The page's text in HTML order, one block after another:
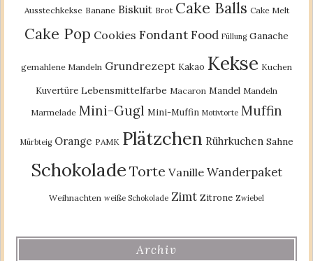
Ausstechkekse Banane Biskuit Brot Cake Balls Cake Melt
Cake Pop Cookies Fondant Food Füllung Ganache
gemahlene Mandeln Grundrezept Kakao Kekse Kuchen
Kuvertüre Lebensmittelfarbe Macaron Mandel Mandeln
Marmelade Mini-Gugl Mini-Muffin Motivtorte Muffin
Mürbteig Orange PAMK Plätzchen Rührkuchen Sahne
Schokolade Torte Vanille Wanderpaket
Weihnachten weiße Schokolade Zimt Zitrone Zwiebel
Archiv